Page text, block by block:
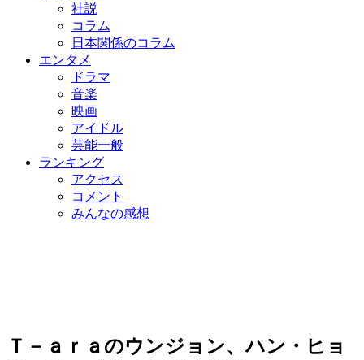
社説
コラム
日本関係のコラム
エンタメ
ドラマ
音楽
映画
アイドル
芸能一般
ランキング
アクセス
コメント
みんなの感想
Ｔ－ａｒａのウンジョン、ハン・ヒョ